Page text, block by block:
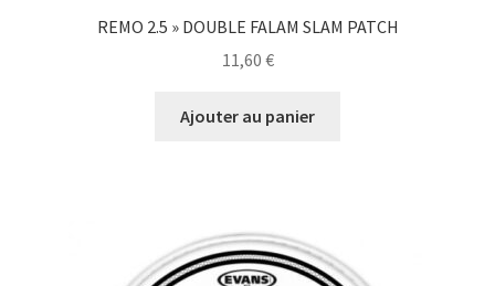
REMO 2.5 » DOUBLE FALAM SLAM PATCH
11,60 €
Ajouter au panier